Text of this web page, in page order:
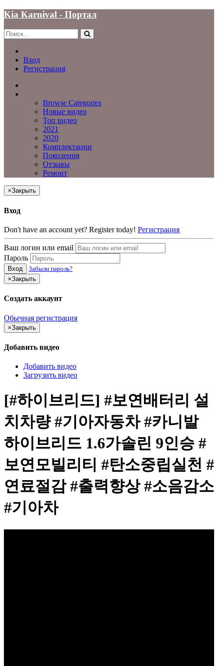
Kia Karnival - Портал
Вход
Регистрация
Browse Categories
Новые видео
Топ видео
2021
2020
Комплектации
Поколения
Отзывы
Ремонт
×Закрыть
Вход
Don't have an account yet? Register today! Регистрация
Ваш логин или email
Пароль
Вход
Забыли пароль?
×Закрыть
Создать аккаунт
Обычная регистрация
×Закрыть
Добавить видео
Добавить видео
Загрузить видео
[#하이브리드] #보연배터리 설
치차량 #기아자동차 #카니발
하이브리드 1.6가솔린 9인승 #
보연모빌리티 #탄소중립실천 #
연료절감 #출력향상 #소음감소
#기아차